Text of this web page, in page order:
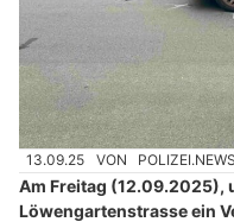
13.09.25 VON
Am Freitag (12.09.2025),
Löwengartenstrasse ein